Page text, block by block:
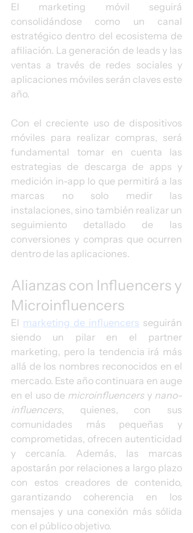
El marketing móvil seguirá
consolidándose como un canal
estratégico dentro del ecosistema de
afiliación. La generación de leads y las
ventas a través de redes sociales y
aplicaciones móviles serán claves este
año.
Con el creciente uso de dispositivos
móviles para realizar compras, será
fundamental tomar en cuenta las
estrategias de descarga de apps y
medición in-app lo que permitirá a las
marcas no solo medir las
instalaciones, sino también realizar un
seguimiento detallado de las
conversiones y compras que ocurren
dentro de las aplicaciones.
Alianzas con Influencers y
Microinfluencers
El marketing de influencers seguirán
siendo un pilar en el partner
marketing, pero la tendencia irá más
allá de los nombres reconocidos en el
mercado. Este año continuara en auge
en el uso de microinfluencers y nano-
influencers, quienes, con sus
comunidades más pequeñas y
comprometidas, ofrecen autenticidad
y cercanía. Además, las marcas
apostarán por relaciones a largo plazo
con estos creadores de contenido,
garantizando coherencia en los
mensajes y una conexión más sólida
con el público objetivo.